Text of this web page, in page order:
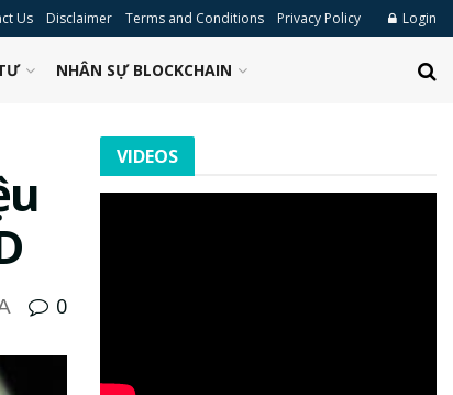
Us Disclaimer Terms and Conditions Privacy Policy Login
NHÂN SỰ BLOCKCHAIN
0
VIDEOS